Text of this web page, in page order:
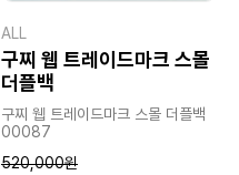
ALL
구찌 웹 트레이드마크 스몰
더플백
구찌 웹 트레이드마크 스몰 더플백
00087
520,000원